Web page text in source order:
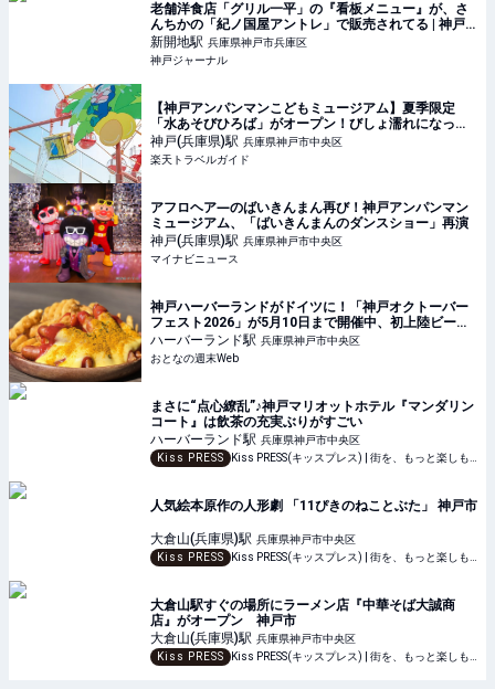
老舗洋食店「グリル一平」の『看板メニュー』が、さ
んちかの「紀ノ国屋アントレ」で販売されてる | 神戸
ジャーナル
新開地駅 兵庫県神戸市兵庫区
神戸ジャーナル
【神戸アンパンマンこどもミュージアム】夏季限定
「水あそびひろば」がオープン！びしょ濡れになって
暑さをふき飛ばそう 【楽天トラベル】
神戸(兵庫県)駅 兵庫県神戸市中央区
楽天トラベルガイド
アフロヘア―のばいきんまん再び！神戸アンパンマン
ミュージアム、「ばいきんまんのダンスショー」再演
神戸(兵庫県)駅 兵庫県神戸市中央区
マイナビニュース
神戸ハーバーランドがドイツに！「神戸オクトーバー
フェスト2026」が5月10日まで開催中、初上陸ビール
も2種
ハーバーランド駅 兵庫県神戸市中央区
おとなの週末Web
まさに“点心繚乱”♪神戸マリオットホテル『マンダリン
コート』は飲茶の充実ぶりがすごい
ハーバーランド駅 兵庫県神戸市中央区
Kiss PRESS
人気絵本原作の人形劇 「11ぴきのねことぶた」 神戸市
大倉山(兵庫県)駅 兵庫県神戸市中央区
Kiss PRESS
大倉山駅すぐの場所にラーメン店『中華そば大誠商
店』がオープン 神戸市
大倉山(兵庫県)駅 兵庫県神戸市中央区
Kiss PRESS